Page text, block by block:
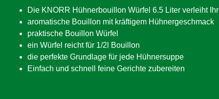
Ballaststoffe
Eiweiß
Salz
Die KNORR Hühnerbouillon Würfel 6.5 Liter verleiht
aromatische Bouillon mit kräftigem Hühnergeschmack
praktische Bouillon Würfel
ein Würfel reicht für 1/2l Bouillon
die perfekte Grundlage für jede Hühnersuppe
Einfach und schnell feine Gerichte zubereiten